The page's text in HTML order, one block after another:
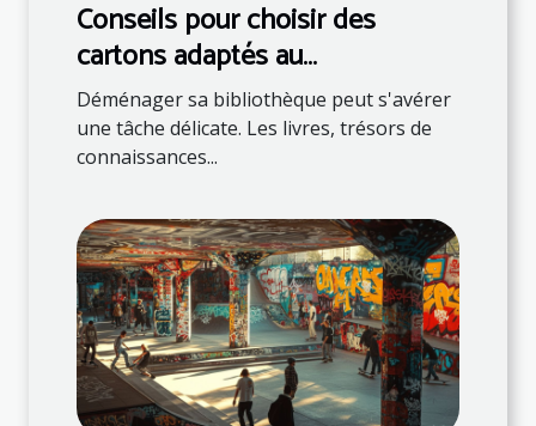
Conseils pour choisir des
cartons adaptés au
déménagement de livres
Déménager sa bibliothèque peut s'avérer
une tâche délicate. Les livres, trésors de
connaissances...